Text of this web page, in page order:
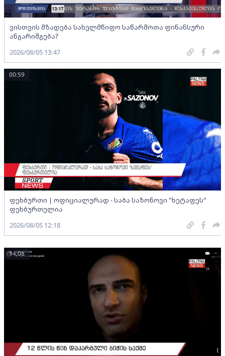
ვისთვის მზადება სახელმწიფო საწარმოთა ფინანსური
ანგარიშგება?
2026/08/05 13:47
ფეხბურთი | ოფიციალურად - საბა საზონოვი "ხეტაფეს"
ფეხბურთელია
00:59
2026/08/05 12:18
14:08